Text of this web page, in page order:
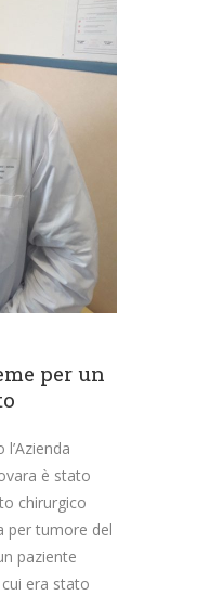
per un
è stato
chirurgico
per tumore del
paziente
era stato